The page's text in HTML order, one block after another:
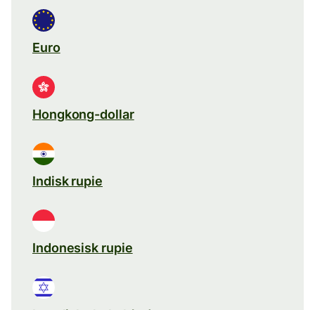
Euro
Hongkong-dollar
Indisk rupie
Indonesisk rupie